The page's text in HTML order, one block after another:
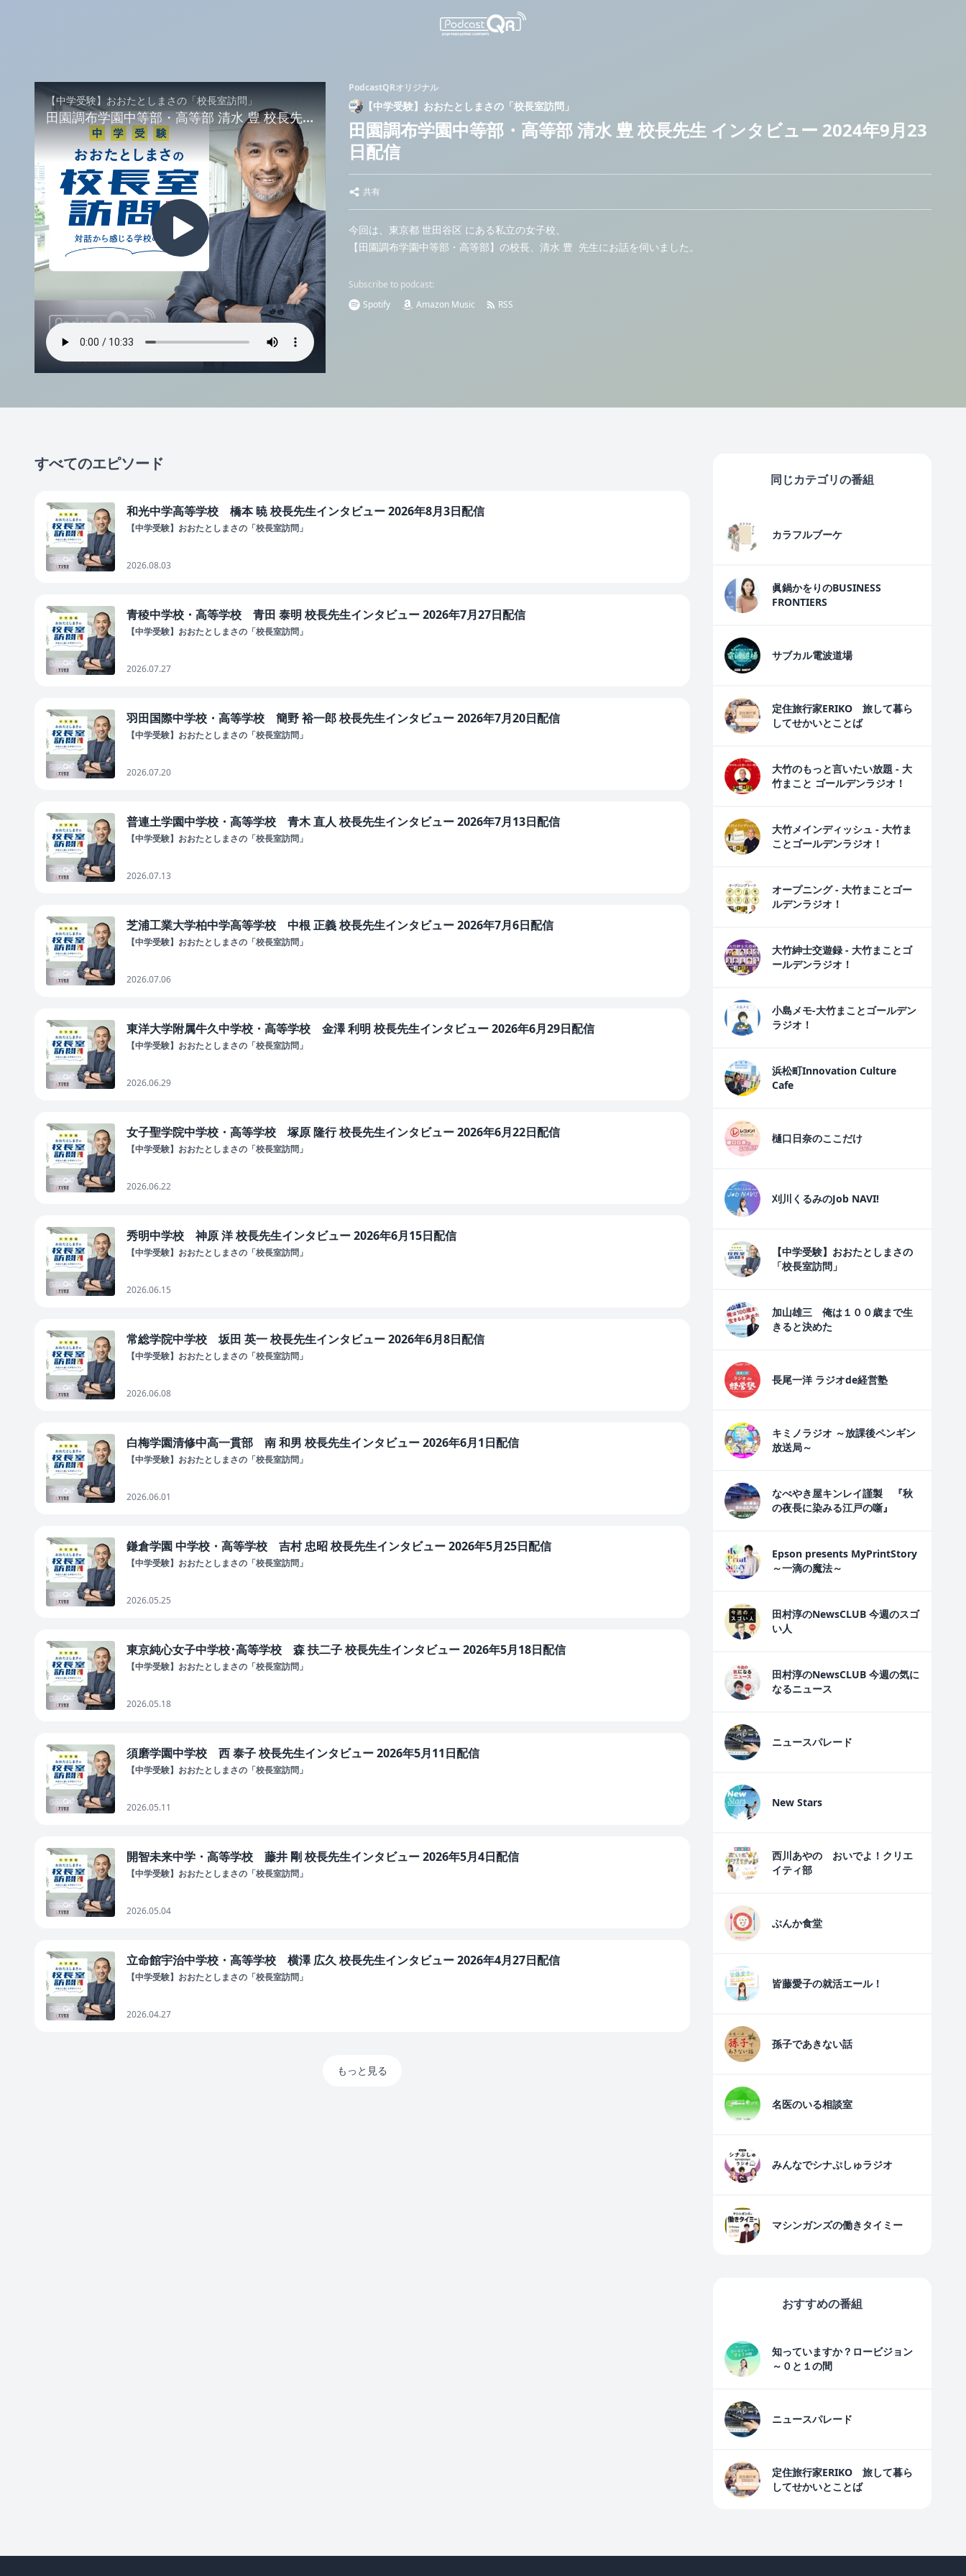
PodcastQRオリジナル
【中学受験】おおたとしまさの「校長室訪問」
田園調布学園中等部・高等部 清水 豊 校長先生 インタビュー 2024年9月23
日配信
共有
今回は、東京都 世田谷区 にある私立の女子校、
【田園調布学園中等部・高等部】の校長、清水 豊 先生にお話を伺いました。
Subscribe to podcast:
Spotify
Amazon Music RSS
すべてのエピソード
和光中学高等学校 橋本 暁 校長先生インタビュー 2026年8月3日配信
【中学受験】おおたとしまさの「校長室訪問」
2026.08.03
青稜中学校・高等学校 青田 泰明 校長先生インタビュー 2026年7月27日配信
【中学受験】おおたとしまさの「校長室訪問」
2026.07.27
羽田国際中学校・高等学校 簡野 裕一郎 校長先生インタビュー 2026年7月20日配信
【中学受験】おおたとしまさの「校長室訪問」
2026.07.20
普連土学園中学校・高等学校 青木 直人 校長先生インタビュー 2026年7月13日配信
【中学受験】おおたとしまさの「校長室訪問」
2026.07.13
芝浦工業大学柏中学高等学校 中根 正義 校長先生インタビュー 2026年7月6日配信
【中学受験】おおたとしまさの「校長室訪問」
2026.07.06
東洋大学附属牛久中学校・高等学校 金澤 利明 校長先生インタビュー 2026年6月29日配信
【中学受験】おおたとしまさの「校長室訪問」
2026.06.29
女子聖学院中学校・高等学校 塚原 隆行 校長先生インタビュー 2026年6月22日配信
【中学受験】おおたとしまさの「校長室訪問」
2026.06.22
秀明中学校 神原 洋 校長先生インタビュー 2026年6月15日配信
【中学受験】おおたとしまさの「校長室訪問」
2026.06.15
常総学院中学校 坂田 英一 校長先生インタビュー 2026年6月8日配信
【中学受験】おおたとしまさの「校長室訪問」
2026.06.08
白梅学園清修中高一貫部 南 和男 校長先生インタビュー 2026年6月1日配信
【中学受験】おおたとしまさの「校長室訪問」
2026.06.01
鎌倉学園 中学校・高等学校 吉村 忠昭 校長先生インタビュー 2026年5月25日配信
【中学受験】おおたとしまさの「校長室訪問」
2026.05.25
東京純心女子中学校･高等学校 森 扶二子 校長先生インタビュー 2026年5月18日配信
【中学受験】おおたとしまさの「校長室訪問」
2026.05.18
須磨学園中学校 西 泰子 校長先生インタビュー 2026年5月11日配信
【中学受験】おおたとしまさの「校長室訪問」
2026.05.11
開智未来中学・高等学校 藤井 剛 校長先生インタビュー 2026年5月4日配信
【中学受験】おおたとしまさの「校長室訪問」
2026.05.04
立命館宇治中学校・高等学校 横澤 広久 校長先生インタビュー 2026年4月27日配信
【中学受験】おおたとしまさの「校長室訪問」
2026.04.27
もっと見る
同じカテゴリの番組
カラフルブーケ
眞鍋かをりのBUSINESS
FRONTIERS
サブカル電波道場
定住旅行家ERIKO 旅して暮ら
してせかいとことば
大竹のもっと言いたい放題 - 大
竹まこと ゴールデンラジオ！
大竹メインディッシュ - 大竹ま
ことゴールデンラジオ！
オープニング - 大竹まことゴー
ルデンラジオ！
大竹紳士交遊録 - 大竹まことゴ
ールデンラジオ！
小島メモ-大竹まことゴールデン
ラジオ！
浜松町Innovation Culture
Cafe
樋口日奈のここだけ
刈川くるみのJob NAVI!
【中学受験】おおたとしまさの
「校長室訪問」
加山雄三 俺は１００歳まで生
きると決めた
長尾一洋 ラジオde経営塾
キミノラジオ ～放課後ペンギン
放送局～
なべやき屋キンレイ謹製 『秋
の夜長に染みる江戸の噺』
Epson presents MyPrintStory
～一滴の魔法～
田村淳のNewsCLUB 今週のスゴ
い人
田村淳のNewsCLUB 今週の気に
なるニュース
ニュースパレード
New Stars
西川あやの おいでよ！クリエ
イティ部
ぶんか食堂
皆藤愛子の就活エール！
孫子であきない話
名医のいる相談室
みんなでシナぷしゅラジオ
マシンガンズの働きタイミー
おすすめの番組
知っていますか？ロービジョン
～０と１の間
ニュースパレード
定住旅行家ERIKO 旅して暮ら
してせかいとことば